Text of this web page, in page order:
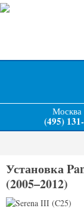
Москва
(495)
Установка
(2005–2012)